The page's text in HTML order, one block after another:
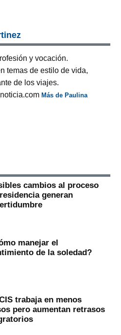
y vocación.
temas de estilo de vida,
de los viajes.
Más de Paulina
cambios al proceso
generan
manejar el
de la soledad?
trabaja en menos
pero aumentan retrasos